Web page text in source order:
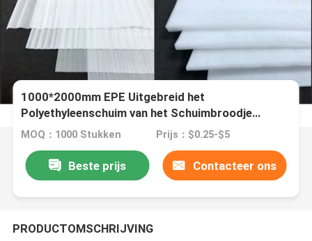
1000*2000mm EPE Uitgebreid het
Polyethyleenschuim van het Schuimbroodje
Verpakkingsmateriaal
MOQ：1000 Stukken Prijs：$0.25-$5
Beste prijs Contacteer ons
PRODUCTOMSCHRIJVING